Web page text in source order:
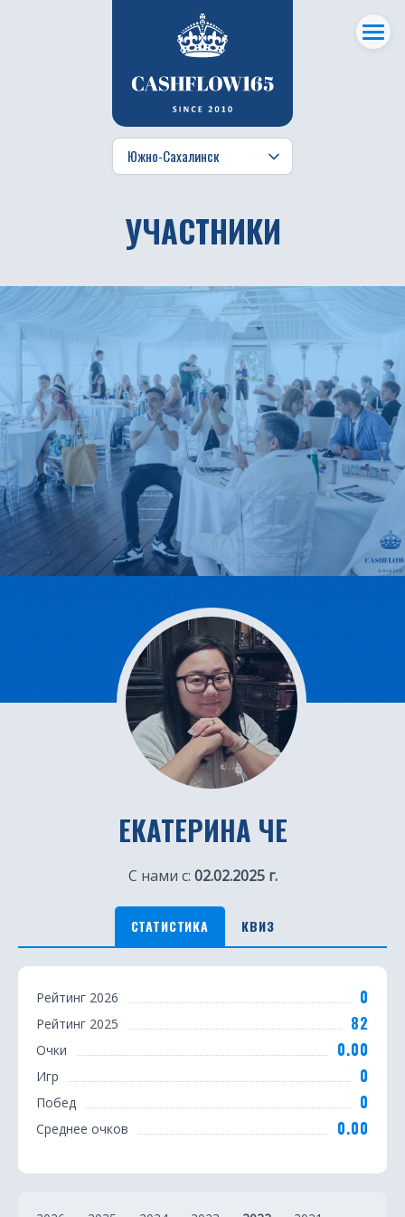
УЧАСТНИКИ
ЕКАТЕРИНА ЧЕ
С нами с: 02.02.2025 г.
СТАТИСТИКА КВИЗ
С
т
Рейтинг 2026 0
Рейтинг 2025 82
Очки 0.00
Игр 0
Побед 0
Среднее очков 0.00